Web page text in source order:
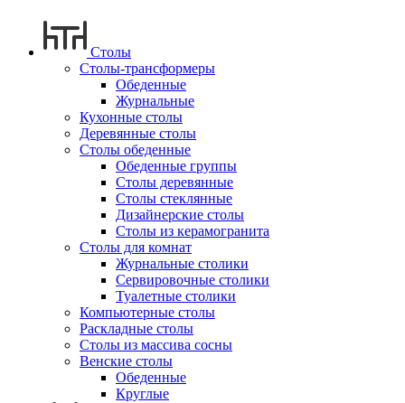
Столы
Столы-трансформеры
Обеденные
Журнальные
Кухонные столы
Деревянные столы
Столы обеденные
Обеденные группы
Столы деревянные
Столы стеклянные
Дизайнерские столы
Столы из керамогранита
Столы для комнат
Журнальные столики
Сервировочные столики
Туалетные столики
Компьютерные столы
Раскладные столы
Столы из массива сосны
Венские столы
Обеденные
Круглые